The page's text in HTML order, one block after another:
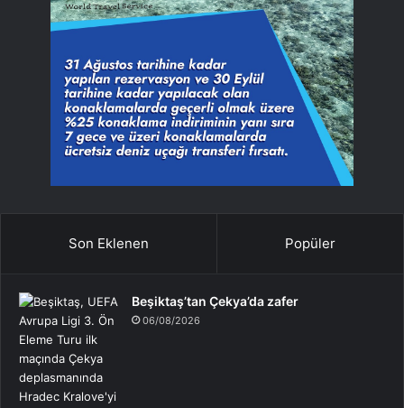
Son Eklenen Popüler
Beşiktaş’tan Çekya’da zafer
06/08/2026